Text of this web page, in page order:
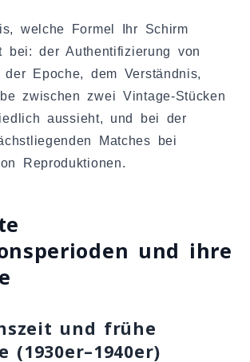
welche Formel Ihr Schirm
bei: der Authentifizierung von
Epoche, dem Verständnis,
zwischen zwei Vintage-Stücken
aussieht, und bei der
Matches bei
Reproduktionen.
und ihre
und frühe
(1930er–1940er)